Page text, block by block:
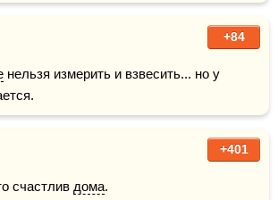
+84
нельзя измерить и взвесить... но у
+401
счастлив дома.